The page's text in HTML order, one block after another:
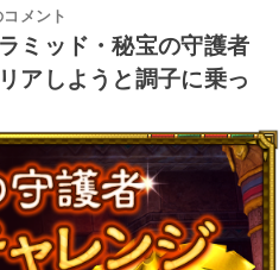
メント
ミッド・秘宝の守護者
アしようと調子に乗っ